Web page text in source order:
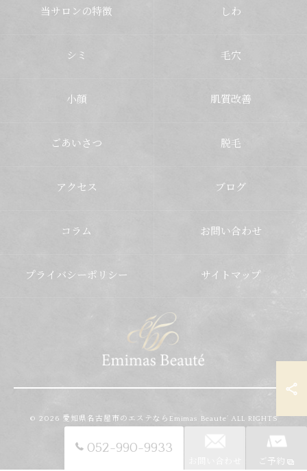
052-990-9933
ご予約
当サロンの特徴 しわ
シミ 毛穴
小顔 肌質改善
ごあいさつ 脱毛
アクセス ブログ
コラム お問い合わせ
プライバシーポリシー サイトマップ
© 2026 愛知県名古屋市のエステならEmimas Beaute’ ALL RIGHTS